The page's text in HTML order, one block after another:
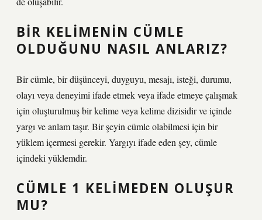
BIR KELIMENIN CÜMLE
OLDUĞUNU NASIL ANLARIZ?
Bir cümle, bir düşünceyi, duyguyu, mesajı, isteği, durumu,
olayı veya deneyimi ifade etmek veya ifade etmeye çalışmak
için oluşturulmuş bir kelime veya kelime dizisidir ve içinde
yargı ve anlam taşır. Bir şeyin cümle olabilmesi için bir
yüklem içermesi gerekir. Yargıyı ifade eden şey, cümle
içindeki yüklemdir.
CÜMLE 1 KELIMEDEN OLUŞUR
MU?